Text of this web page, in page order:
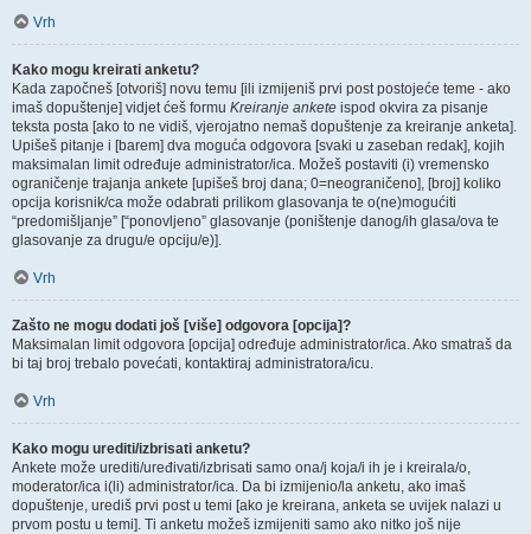
Vrh
Kako mogu kreirati anketu?
Kada započneš [otvoriš] novu temu [ili izmijeniš prvi post postojeće teme - ako
imaš dopuštenje] vidjet ćeš formu Kreiranje ankete ispod okvira za pisanje
teksta posta [ako to ne vidiš, vjerojatno nemaš dopuštenje za kreiranje anketa].
Upišeš pitanje i [barem] dva moguća odgovora [svaki u zaseban redak], kojih
maksimalan limit određuje administrator/ica. Možeš postaviti (i) vremensko
ograničenje trajanja ankete [upišeš broj dana; 0=neograničeno], [broj] koliko
opcija korisnik/ca može odabrati prilikom glasovanja te o(ne)mogućiti
“predomišljanje” [“ponovljeno” glasovanje (poništenje danog/ih glasa/ova te
glasovanje za drugu/e opciju/e)].
Vrh
Zašto ne mogu dodati još [više] odgovora [opcija]?
Maksimalan limit odgovora [opcija] određuje administrator/ica. Ako smatraš da
bi taj broj trebalo povećati, kontaktiraj administratora/icu.
Vrh
Kako mogu urediti/izbrisati anketu?
Ankete može urediti/uređivati/izbrisati samo ona/j koja/i ih je i kreirala/o,
moderator/ica i(li) administrator/ica. Da bi izmijenio/la anketu, ako imaš
dopuštenje, urediš prvi post u temi [ako je kreirana, anketa se uvijek nalazi u
prvom postu u temi]. Ti anketu možeš izmijeniti samo ako nitko još nije